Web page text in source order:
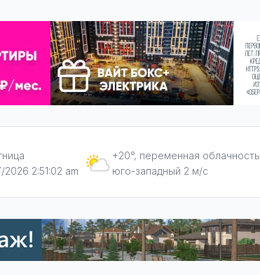
2026 2:51:03 am
+20°, переменная облачность
юго-западный 2 м/с